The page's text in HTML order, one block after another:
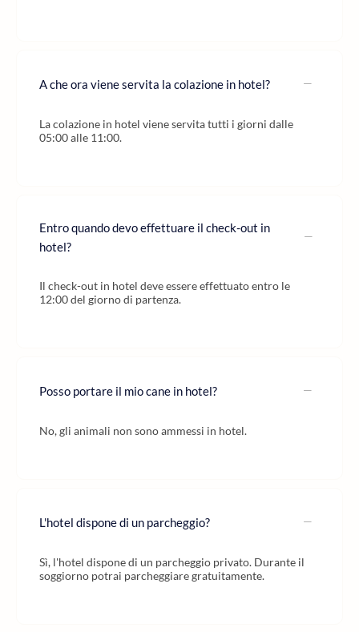
A che ora viene servita la colazione in hotel?
La colazione in hotel viene servita tutti i giorni dalle
05:00 alle 11:00.
Entro quando devo effettuare il check-out in
hotel?
Il check-out in hotel deve essere effettuato entro le
12:00 del giorno di partenza.
Posso portare il mio cane in hotel?
No, gli animali non sono ammessi in hotel.
L'hotel dispone di un parcheggio?
Sì, l'hotel dispone di un parcheggio privato. Durante il
soggiorno potrai parcheggiare gratuitamente.